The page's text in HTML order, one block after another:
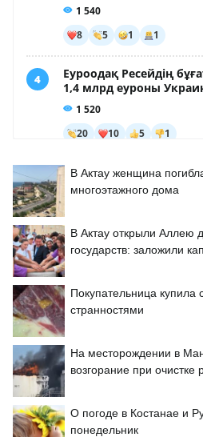
В Актау женщина
многоэтажного дома
В Актау открыли Аллею
государств: заложили
Покупательница купила
странностями
На месторождении в
возгорание при очистке
О погоде в Костанае и
понедельник